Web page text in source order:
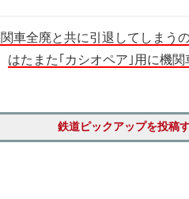
車全廃と共に引退してしまう
はたまた｢カシオペア｣用に機
鉄道ピックアップを投稿